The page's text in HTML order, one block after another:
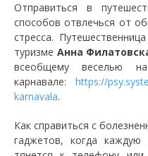
Отправиться в
способов отвлечься от
стресса.
туризме Анна
всеобщему веселью
карнавале: https://
karnavala.
Как справиться с
гаджетов, когда